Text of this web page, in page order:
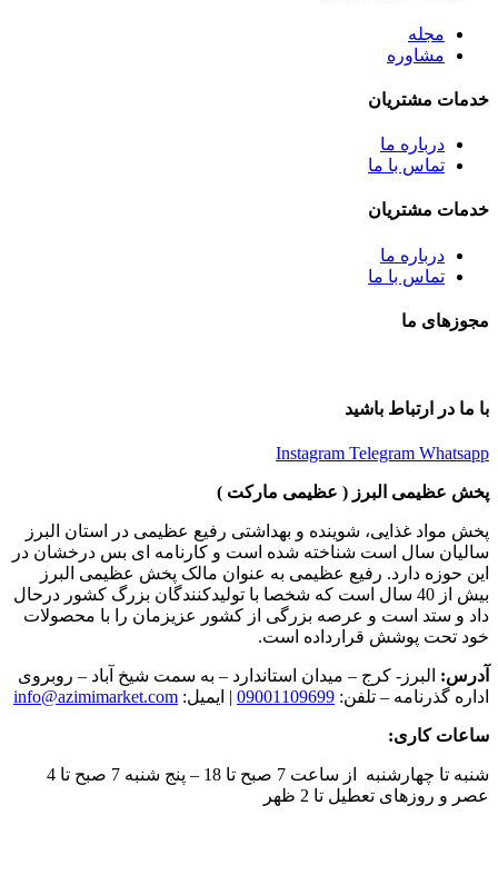
مجله
مشاوره
خدمات مشتریان
درباره ما
تماس با ما
خدمات مشتریان
درباره ما
تماس با ما
مجوزهای ما
با ما در ارتباط باشید
Instagram Telegram Whatsapp
پخش عظیمی البرز ( عظیمی مارکت )
پخش مواد غذایی، شوینده و بهداشتی رفیع عظیمی در استان البرز
سالیان سال است شناخته شده است و کارنامه ای بس درخشان در
این حوزه دارد. رفیع عظیمی به عنوان مالک پخش عظیمی البرز
بیش از 40 سال است که شخصا با تولیدکنندگان بزرگ کشور درحال
داد و ستد است و عرصه بزرگی از کشور عزیزمان را با محصولات
خود تحت پوشش قرارداده است.
آدرس: البرز- کرج – میدان استاندارد – به سمت شیخ آباد – روبروی
اداره گذرنامه – تلفن: 09001109699 | ایمیل: info@azimimarket.com
ساعات کاری:
شنبه تا چهارشنبه از ساعت 7 صبح تا 18 – پنج شنبه 7 صبح تا 4
عصر و روزهای تعطیل تا 2 ظهر